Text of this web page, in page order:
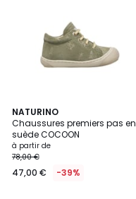
NATURINO
Chaussures premiers pas en
suède COCOON
à partir de
78,00 €
47,00 € -39%